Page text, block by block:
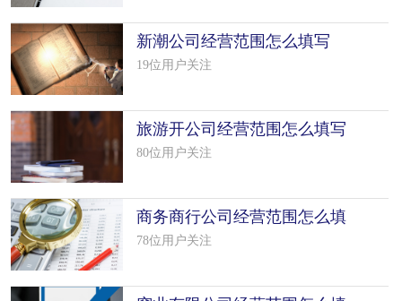
新潮公司经营范围怎么填写
（38个模板）
19位用户关注
旅游开公司经营范围怎么填写
（50个模板）
80位用户关注
商务商行公司经营范围怎么填
写（50个模板）
78位用户关注